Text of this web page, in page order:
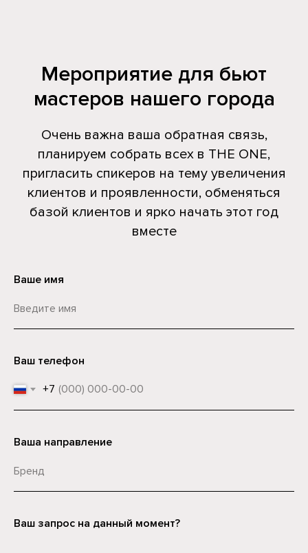
Мероприятие для бьют
мастеров нашего города
Очень важна ваша обратная связь,
планируем собрать всех в THE ONE,
пригласить спикеров на тему увеличения
клиентов и проявленности, обменяться
базой клиентов и ярко начать этот год
вместе
Ваше имя
Ваш телефон
+7
Ваша направление
Ваш запрос на данный момент?